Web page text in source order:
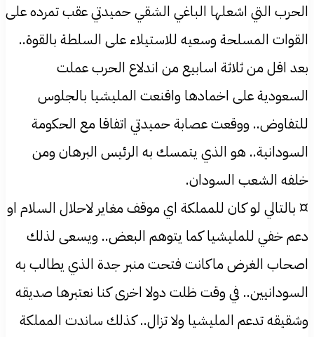
الحرب التي اشعلها الباغي الشقي حميدتي عقب تمرده على
القوات المسلحة وسعيه للاستيلاء على السلطة بالقوة..
بعد اقل من ثلاثة اسابيع من اندلاع الحرب عملت
السعودية على اخمادها واقنعت المليشيا بالجلوس
للتفاوض.. ووقعت عصابة حميدتي اتفاقا مع الحكومة
السودانية.. هو الذي يتمسك به الرئيس البرهان ومن
خلفه الشعب السودان.
¤ بالتالي لو كان للمملكة اي موقف مغاير لاحلال السلام او
دعم خفي للمليشيا كما يتوهم البعض.. ويسعى لذلك
اصحاب الغرض ماكانت فتحت منبر جدة الذي يطالب به
السودانيين.. في وقت ظلت دولا اخرى كنا نعتبرها صديقه
وشقيقه تدعم المليشيا ولا تزال.. كذلك ساندت المملكة